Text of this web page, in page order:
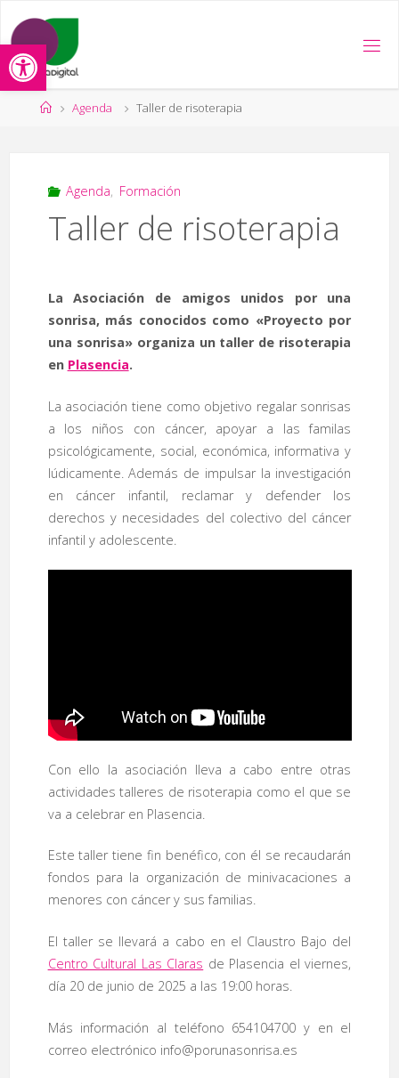
Abrir barra de herramientas
contenido
PáginaAgenda Taller de risoterapia
Agenda, Formación
Taller de risoterapia
La Asociación de amigos unidos por una
sonrisa, más conocidos como «Proyecto por
una sonrisa» organiza un taller de risoterapia
en Plasencia.
La asociación tiene como objetivo regalar sonrisas
a los niños con cáncer, apoyar a las familas
psicológicamente, social, económica, informativa y
lúdicamente. Además de impulsar la investigación
en cáncer infantil, reclamar y defender los
derechos y necesidades del colectivo del cáncer
infantil y adolescente.
Con ello la asociación lleva a cabo entre otras
actividades talleres de risoterapia como el que se
va a celebrar en Plasencia.
Este taller tiene fin benéfico, con él se recaudarán
fondos para la organización de minivacaciones a
menores con cáncer y sus familias.
El taller se llevará a cabo en el Claustro Bajo del
Centro Cultural Las Claras de Plasencia el viernes,
día 20 de junio de 2025 a las 19:00 horas.
Más información al teléfono 654104700 y en el
correo electrónico info@porunasonrisa.es